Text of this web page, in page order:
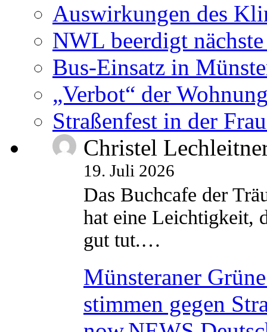
Auswirkungen des
NWL beerdigt
Bus-Einsatz in
„Verbot“ der
Straßenfest in der
Christel
19. Juli 2026
Das Buchcafe der
hat eine Leichtigkeit,
gut tut.…
Münsteraner
stimmen gegen